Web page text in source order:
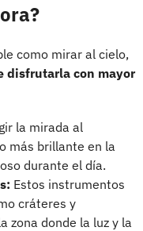
como mirar al cielo,
disfrutarla con mayor
la mirada al
más brillante en la
durante el día.
Estos instrumentos
cráteres y
zona donde la luz y la